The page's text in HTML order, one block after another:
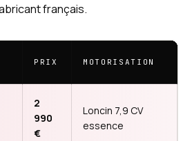
français.
PRIX MOTORISATION
2
990
€
Loncin 7,9 CV
essence